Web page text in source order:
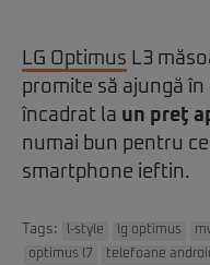
LG Optimus L3
promite să ajungă
încadrat la un preţ
numai bun pentru
smartphone ieftin.
Tags: l-style lg optimus
optimus l7
telefoane